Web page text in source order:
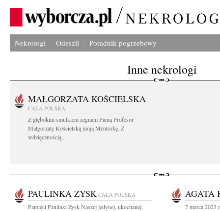
Nekrologi Odeszli Poradnik pogrzebowy
Inne nekrologi
MAŁGORZATA KOŚCIELSKA
CAŁA POLSKA
Z głębokim smutkiem żegnam Panią Profesor
Małgorzatę Kościelską moją Mentorkę. Z
wdzięcznością...
PAULINKA ZYSK CAŁA POLSKA
Pamięci Paulinki Zysk Naszej jedynej, ukochanej,
AGATA
7 marca 2023